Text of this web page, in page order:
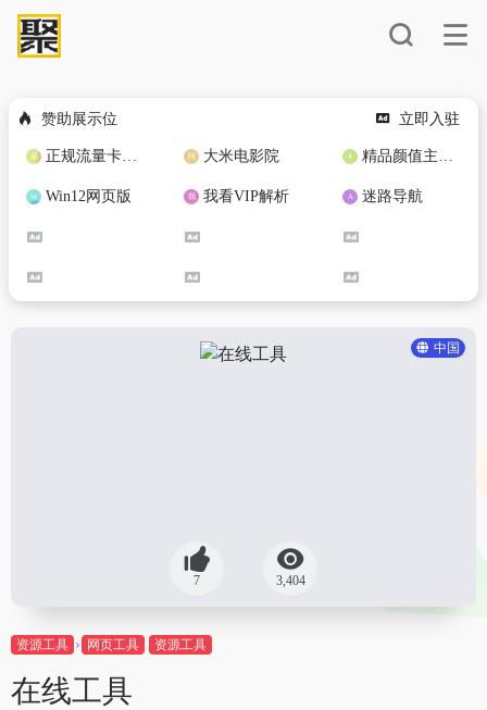
赞助展示位 立即入驻
正规流量卡免费加盟合作 大米电影院 精品颜值主播定制
Win12网页版 我看VIP解析 迷路导航
中国
7 3,404
资源工具 网页工具 资源工具
在线工具